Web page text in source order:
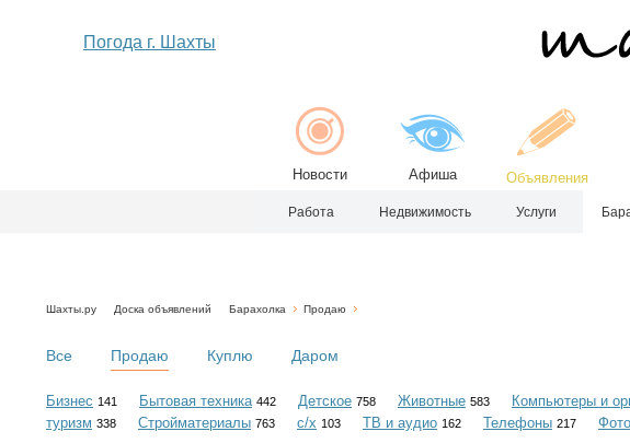
Погода г. Шахты
Новости Афиша Объявления
Работа Недвижимость Услуги
Шахты.ру Доска объявлений Барахолка Продаю
Все Продаю Куплю Даром
Бизнес 141 Бытовая техника 442 Детское 758 Животные 583 Компьютеры и
туризм 338 Стройматериалы 763 с/х 103 ТВ и аудио 162 Телефоны 217